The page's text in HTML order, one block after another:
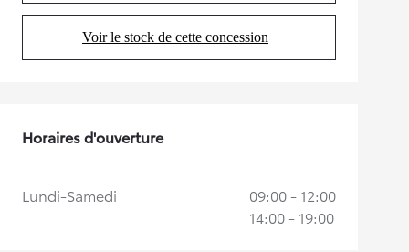
Voir le stock de cette concession
(Opens in new tab)
Horaires d'ouverture
Lundi-Samedi
09:00 - 12:00
14:00 - 19:00